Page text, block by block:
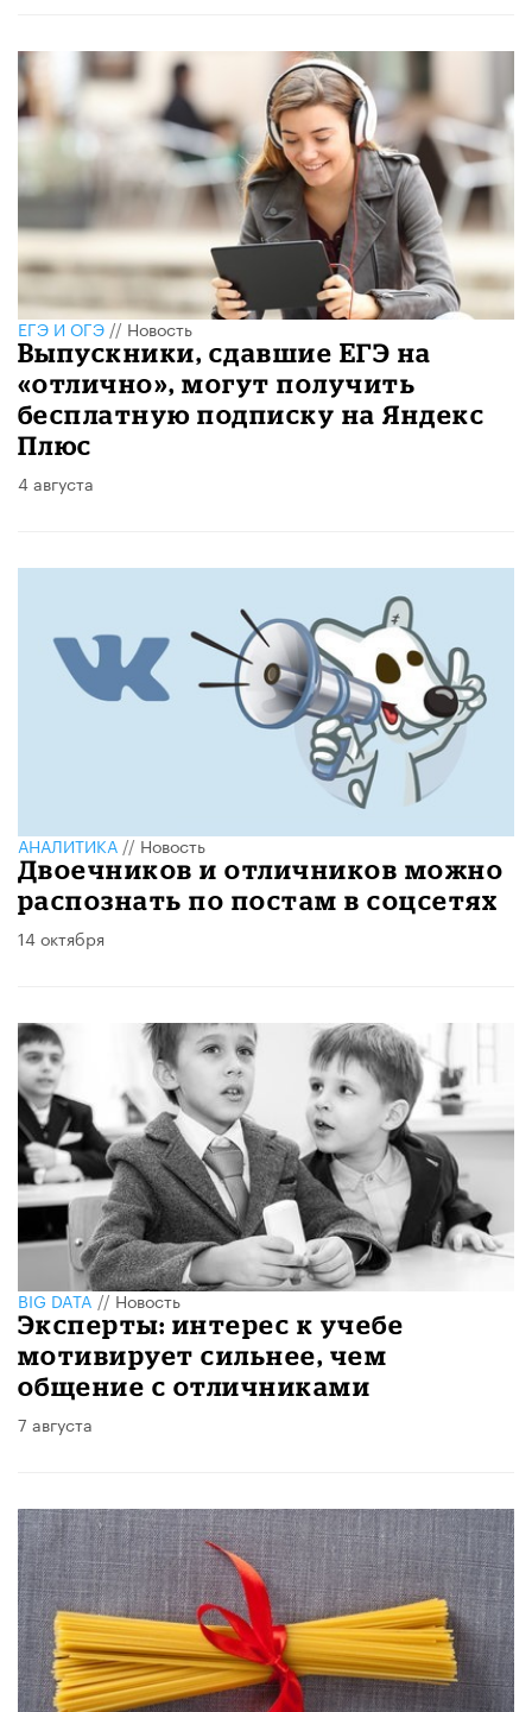
ЕГЭ И ОГЭ//Новость
Выпускники, сдавшие ЕГЭ на
«отлично», могут получить
бесплатную подписку на Яндекс
Плюс
4 августа
АНАЛИТИКА//Новость
Двоечников и отличников можно
распознать по постам в соцсетях
14 октября
BIG DATA//Новость
Эксперты: интерес к учебе
мотивирует сильнее, чем
общение с отличниками
7 августа